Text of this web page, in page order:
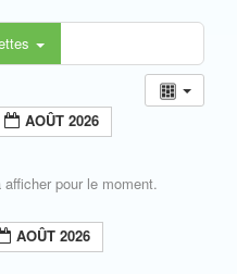
AOÛT 2026
pour le moment.
AOÛT 2026